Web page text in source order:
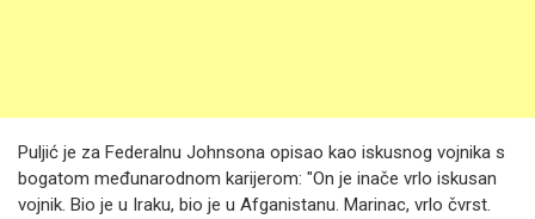
Puljić je za Federalnu Johnsona opisao kao iskusnog vojnika s
bogatom međunarodnom karijerom: "On je inače vrlo iskusan
vojnik. Bio je u Iraku, bio je u Afganistanu. Marinac, vrlo čvrst.